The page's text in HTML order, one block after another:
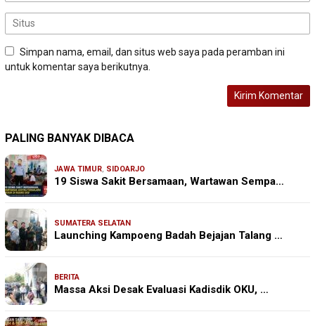
Simpan nama, email, dan situs web saya pada peramban ini
untuk komentar saya berikutnya.
PALING BANYAK DIBACA
JAWA TIMUR, SIDOARJO
19 Siswa Sakit Bersamaan, Wartawan Sempa…
SUMATERA SELATAN
Launching Kampoeng Badah Bejajan Talang …
BERITA
Massa Aksi Desak Evaluasi Kadisdik OKU, …